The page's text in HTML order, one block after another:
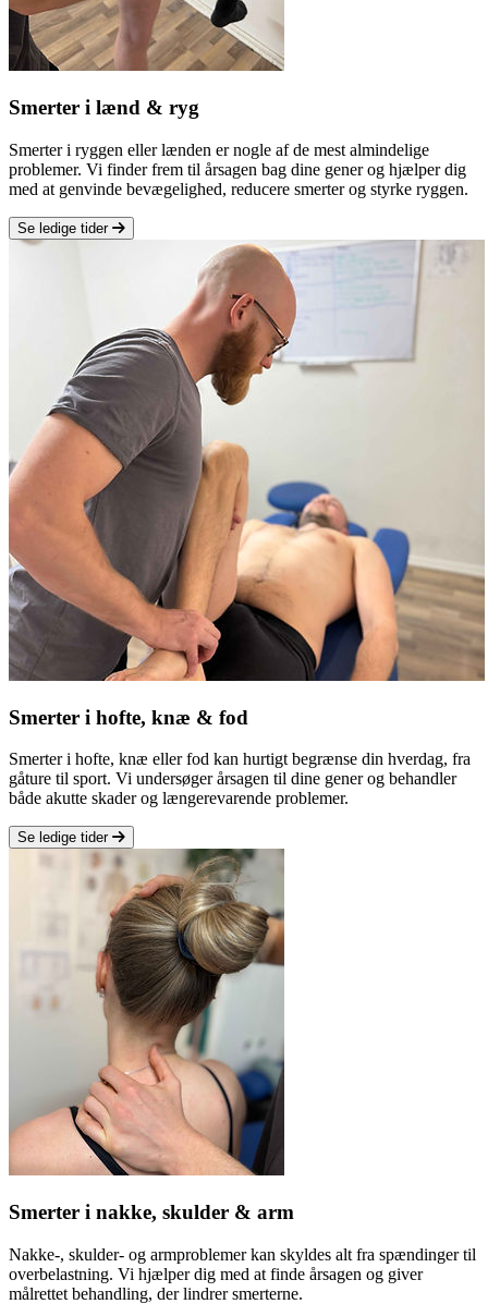
Smerter i lænd & ryg
Smerter i ryggen eller lænden er nogle af de mest almindelige
problemer. Vi finder frem til årsagen bag dine gener og hjælper dig
med at genvinde bevægelighed, reducere smerter og styrke ryggen.
Se ledige tider
Smerter i hofte, knæ & fod
Smerter i hofte, knæ eller fod kan hurtigt begrænse din hverdag, fra
gåture til sport. Vi undersøger årsagen til dine gener og behandler
både akutte skader og længerevarende problemer.
Se ledige tider
Smerter i nakke, skulder & arm
Nakke-, skulder- og armproblemer kan skyldes alt fra spændinger til
overbelastning. Vi hjælper dig med at finde årsagen og giver
målrettet behandling, der lindrer smerterne.